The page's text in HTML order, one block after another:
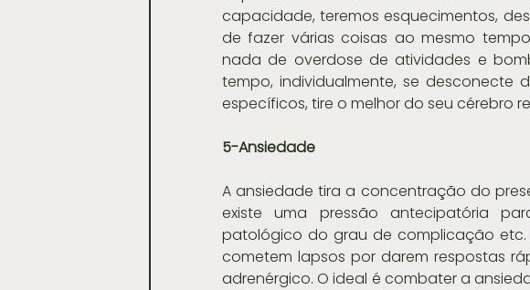
capacidade, teremos esquecimentos,
de fazer várias coisas ao mesmo
nada de overdose de atividades e
tempo, individualmente, se desconecte
específicos, tire o melhor do seu cérebro
5-Ansiedade
A ansiedade tira a concentração do
existe uma pressão antecipatória
patológico do grau de complicação
cometem lapsos por darem respostas
adrenérgico. O ideal é combater a